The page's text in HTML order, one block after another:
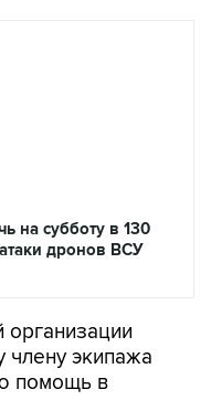
на субботу в 130
дронов ВСУ
экипажа
помощь в